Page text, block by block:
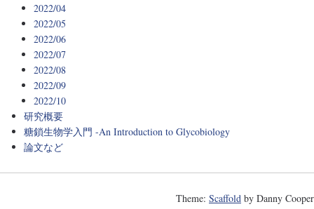
2022/04
2022/05
2022/06
2022/07
2022/08
2022/09
2022/10
研究概要
糖鎖生物学入門 -An Introduction to Glycobiology
論文など
Theme: Scaffold by Danny Cooper